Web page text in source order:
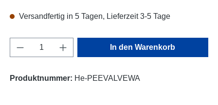
Versandfertig in 5 Tagen, Lieferzeit 3-5 Tage
Produkt Anzahl: Gib den gewünschten
In den Warenkorb
Produktnummer: He-PEEVALVEWA